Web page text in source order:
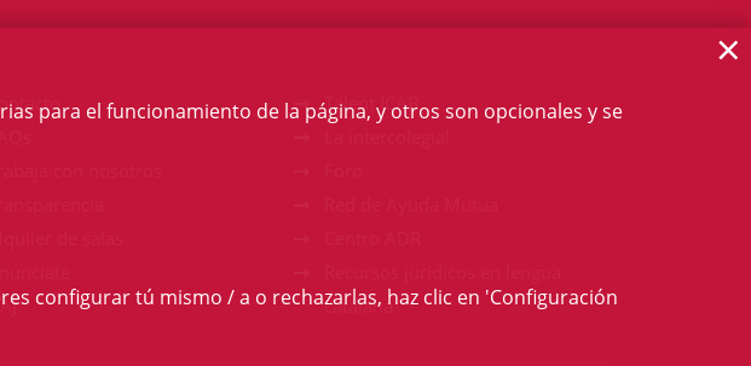
Talent ICAB
catalana
para el funcionamiento de la página, y otros son opcionales y se
configurar tú mismo / a o rechazarlas, haz clic en 'Configuración
×